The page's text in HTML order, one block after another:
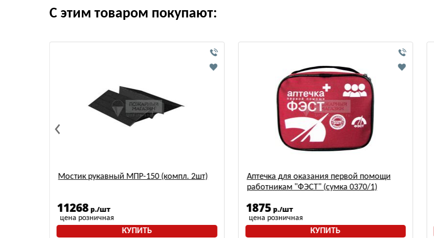
С этим товаром покупают:
Мостик рукавный МПР-150 (компл. 2шт)
11268 р./шт
цена розничная
КУПИТЬ
Аптечка для оказания первой помощи
работникам "ФЭСТ" (сумка 0370/1)
1875 р./шт
цена розничная
КУПИТЬ